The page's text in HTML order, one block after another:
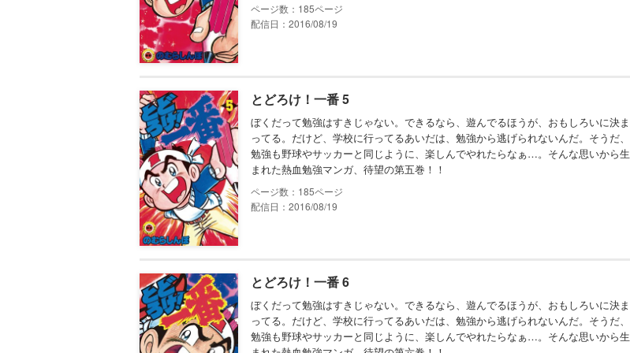
185
配信日：2016/08/19
とどろけ！一番 5
ぼくだって勉強はすきじゃない。できるなら、遊んでるほうが、おもしろいに決ま
ってる。だけど、学校に行ってるあいだは、勉強から逃げられないんだ。そうだ、
勉強も野球やサッカーと同じように、楽しんでやれたらなぁ…。そんな思いから生
まれた熱血勉強マンガ、待望の第五巻！！
185
配信日：2016/08/19
とどろけ！一番 6
ぼくだって勉強はすきじゃない。できるなら、遊んでるほうが、おもしろいに決ま
ってる。だけど、学校に行ってるあいだは、勉強から逃げられないんだ。そうだ、
勉強も野球やサッカーと同じように、楽しんでやれたらなぁ…。そんな思いから生